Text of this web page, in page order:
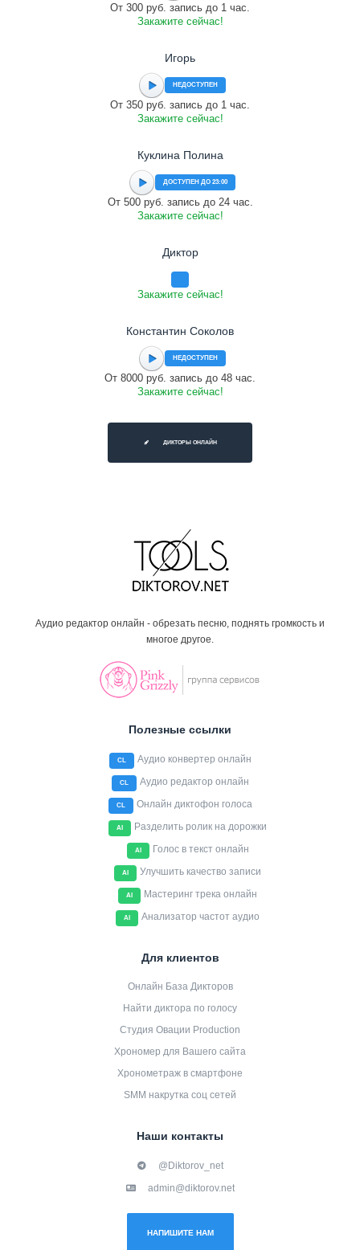
От 300 руб. запись до 1 час.
Закажите сейчас!
Игорь
НЕДОСТУПЕН
От 350 руб. запись до 1 час.
Закажите сейчас!
Куклина Полина
ДОСТУПЕН ДО 23:00
От 500 руб. запись до 24 час.
Закажите сейчас!
Диктор
Закажите сейчас!
Константин Соколов
НЕДОСТУПЕН
От 8000 руб. запись до 48 час.
Закажите сейчас!
ДИКТОРЫ ОНЛАЙН
Аудио редактор онлайн - обрезать песню, поднять громкость и
многое другое.
Полезные ссылки
CL Аудио конвертер онлайн
CL Аудио редактор онлайн
CL Онлайн диктофон голоса
AI Разделить ролик на дорожки
AI Голос в текст онлайн
AI Улучшить качество записи
AI Мастеринг трека онлайн
AI Анализатор частот аудио
Для клиентов
Онлайн База Дикторов
Найти диктора по голосу
Студия Овации Production
Хрономер для Вашего сайта
Хронометраж в смартфоне
SMM накрутка соц сетей
Наши контакты
@Diktorov_net
admin@diktorov.net
НАПИШИТЕ НАМ